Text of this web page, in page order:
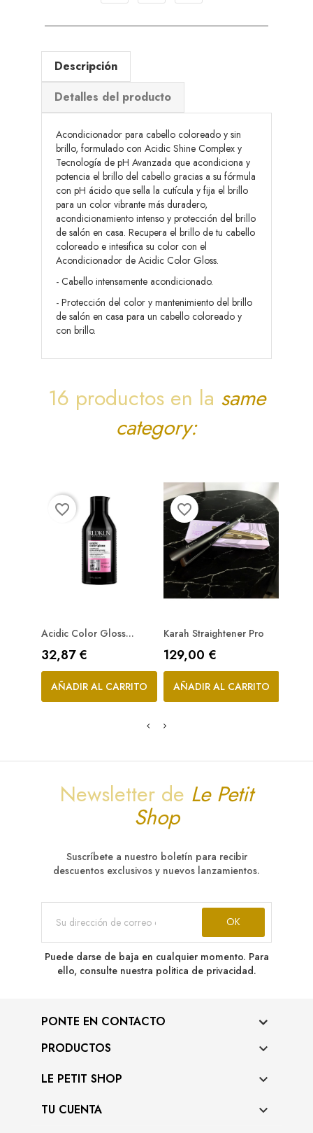
Descripción
Detalles del producto
Acondicionador para cabello coloreado y sin
brillo, formulado con Acidic Shine Complex y
Tecnología de pH Avanzada que acondiciona y
potencia el brillo del cabello gracias a su fórmula
con pH ácido que sella la cutícula y fija el brillo
para un color vibrante más duradero,
acondicionamiento intenso y protección del brillo
de salón en casa. Recupera el brillo de tu cabello
coloreado e intesifica su color con el
Acondicionador de Acidic Color Gloss.
- Cabello intensamente acondicionado.
- Protección del color y mantenimiento del brillo
de salón en casa para un cabello coloreado y
con brillo.
16 productos en la same
category:
Acidic Color Gloss...
Precio
32,87 €
AÑADIR AL CARRITO
favorite_border
Karah Straightener Pro
Precio
129,00 €
AÑADIR AL CARRITO
favorite_border
Newsletter de Le Petit
Shop
Suscríbete a nuestro boletín para recibir
descuentos exclusivos y nuevos lanzamientos.
Puede darse de baja en cualquier momento. Para
ello, consulte nuestra politica de privacidad.
PONTE EN CONTACTO
PRODUCTOS

LE PETIT SHOP 
TU CUENTA 